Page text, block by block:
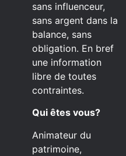
sans influenceur,
sans argent dans la
balance, sans
obligation. En bref
une information
libre de toutes
contraintes.
Qui êtes vous?
Animateur du
patrimoine,